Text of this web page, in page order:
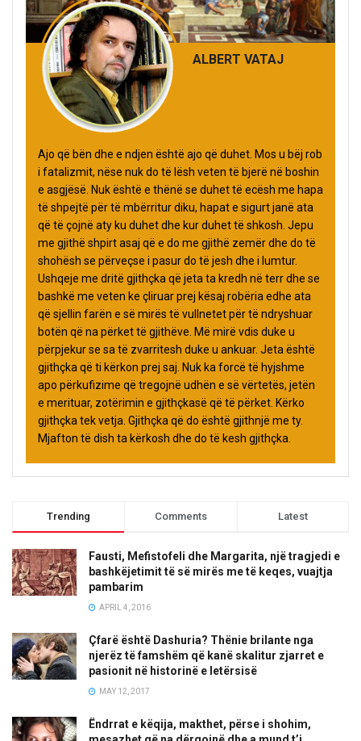
ALBERT VATAJ
Ajo që bën dhe e ndjen është ajo që duhet. Mos u bëj rob
i fatalizmit, nëse nuk do të lësh veten të bjerë në boshin
e asgjësë. Nuk është e thënë se duhet të ecësh me hapa
të shpejtë për të mbërritur diku, hapat e sigurt janë ata
që të çojnë aty ku duhet dhe kur duhet të shkosh. Jepu
me gjithë shpirt asaj që e do me gjithë zemër dhe do të
shohësh se përveçse i pasur do të jesh dhe i lumtur.
Ushqeje me dritë gjithçka që jeta ta kredh në terr dhe se
bashkë me veten ke çliruar prej kësaj robëria edhe ata
që sjellin farën e së mirës të vullnetet për të ndryshuar
botën që na përket të gjithëve. Më mirë vdis duke u
përpjekur se sa të zvarritesh duke u ankuar. Jeta është
gjithçka që ti kërkon prej saj. Nuk ka forcë të hyjshme
apo përkufizime që tregojnë udhën e së vërtetës, jetën
e merituar, zotërimin e gjithçkasë që të përket. Kërko
gjithçka tek vetja. Gjithçka që do është gjithnjë me ty.
Mjafton të dish ta kërkosh dhe do të kesh gjithçka.
Trending Comments Latest
Fausti, Mefistofeli dhe Margarita, një tragjedi e
bashkëjetimit të së mirës me të keqes, vuajtja
pambarim
APRIL 4, 2016
Çfarë është Dashuria? Thënie brilante nga
njerëz të famshëm që kanë skalitur zjarret e
pasionit në historinë e letërsisë
MAY 12, 2017
Ëndrrat e këqija, makthet, përse i shohim,